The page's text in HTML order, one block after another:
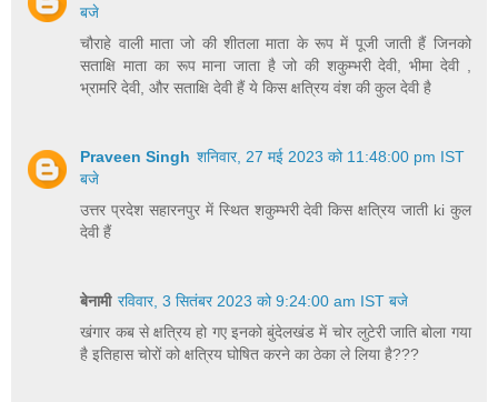
बजे
चौराहे वाली माता जो की शीतला माता के रूप में पूजी जाती हैं जिनको
सताक्षि माता का रूप माना जाता है जो की शकुम्भरी देवी, भीमा देवी ,
भ्रामरि देवी, और सताक्षि देवी हैं ये किस क्षत्रिय वंश की कुल देवी है
Praveen Singh शनिवार, 27 मई 2023 को 11:48:00 pm IST
बजे
उत्तर प्रदेश सहारनपुर में स्थित शकुम्भरी देवी किस क्षत्रिय जाती ki कुल
देवी हैं
बेनामी रविवार, 3 सितंबर 2023 को 9:24:00 am IST बजे
खंगार कब से क्षत्रिय हो गए इनको बुंदेलखंड में चोर लुटेरी जाति बोला गया
है इतिहास चोरों को क्षत्रिय घोषित करने का ठेका ले लिया है???